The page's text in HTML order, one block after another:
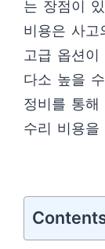
는 장점이
비용은 사
고급 옵션
다소 높을
정비를 통해
수리 비용을